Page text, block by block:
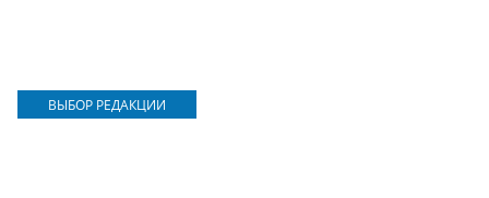
ВЫБОР РЕДАКЦИИ